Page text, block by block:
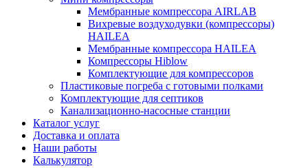
Мембранные компрессора AIRLAB
Вихревые воздуходувки (компрессоры)
HAILEA
Мембранные компрессора HAILEA
Компрессоры Hiblow
Комплектующие для компрессоров
Пластиковые погреба с готовыми полками
Комплектующие для септиков
Канализационно-насосные станции
Каталог услуг
Доставка и оплата
Наши работы
Калькулятор